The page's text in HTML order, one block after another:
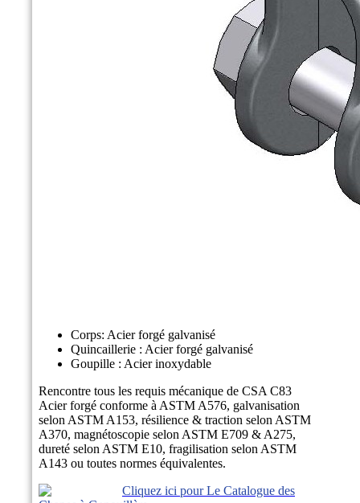
Corps: Acier forgé galvanisé
Quincaillerie : Acier forgé galvanisé
Goupille : Acier inoxydable
Rencontre tous les requis mécanique de CSA C83
Acier forgé conforme à ASTM A576, galvanisation
selon ASTM A153, résilience & traction selon ASTM
A370, magnétoscopie selon ASTM E709 & A275,
dureté selon ASTM E10, fragilisation selon ASTM
A143 ou toutes normes équivalentes.
Cliquez ici pour Le Catalogue des